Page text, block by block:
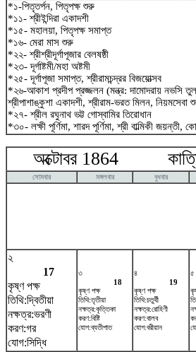
*১-পিতৃতর্পন, পিতৃপক্ষ শুরু
*১১- শ্রীইন্দিরা একাদশী
*১৫- মহালয়া, পিতৃপক্ষ সমাপ্ত
*১৬- মেরা মাস শুরু
*২২- শ্রীশ্রীদূর্গাপূজার বেলষষ্ঠী
*২৩- দূর্গাষ্টমী/মহা অষ্টমী
*২৫- দূর্গাপূজা সমাপ্ত, শ্রীরামচন্দ্রর বিজয়োত্সব
*২৬-আকাশ প্রদীপ প্রজ্জলন (মন্ত্র: দামোদরায় নভসি
শ্রীপাশাঙ্কুশা একাদশী, শ্রীরাম-ভরত মিলন, নিয়মসেবা
*২৭- শ্রীল রঘুনাথ ভট্ট গোস্বামির তিরোধান
*৩০- লক্ষী পূর্ণিমা, শারদ পূর্ণিমা, শ্রী বাল্মিকী জয়ন্তী,
অক্টোবর 1864
সোমবার মঙ্গলবার বুধবার
২
17
কৃষ্ণ পক্ষ
তিথি:দ্বিতীয়া
নক্ষত্র:ভরণী
করণ:গর
যোগ:সিদ্ধি
৩
18
কৃষ্ণ পক্ষ
তিথি:তৃতীয়া
নক্ষত্র:কৃত্তিকা
করণ:বিষ্টি
যোগ:ব্যতীপাত
৪
19
কৃষ্ণ পক্ষ
তিথি:চতুর্থী
নক্ষত্র:রোহিণী
করণ:বালব
যোগ:বরীয়ান
৫